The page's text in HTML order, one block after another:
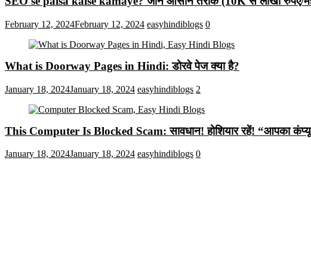
February 12, 2024February 12, 2024 easyhindiblogs 0
What is Doorway Pages in Hindi: डोरवे पेज क्या है?
January 18, 2024January 18, 2024 easyhindiblogs 2
This Computer Is Blocked Scam: सावधान! होशियार रहें! “आपका
January 18, 2024January 18, 2024 easyhindiblogs 0